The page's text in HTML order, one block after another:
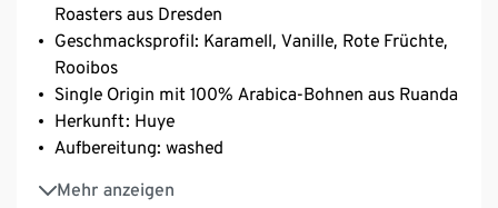
Roasters aus Dresden
Geschmacksprofil: Karamell, Vanille, Rote Früchte,
Rooibos
Single Origin mit 100% Arabica-Bohnen aus Ruanda
Herkunft: Huye
Aufbereitung: washed
Mehr anzeigen
Varietät: Red Bourbon